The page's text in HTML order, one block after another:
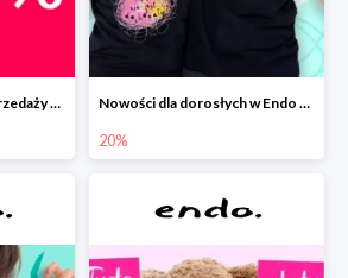
Ostatnie sztuki na wyprzedaży w Endo do -70% Nowości dla dorosłych w Endo -20%
20%